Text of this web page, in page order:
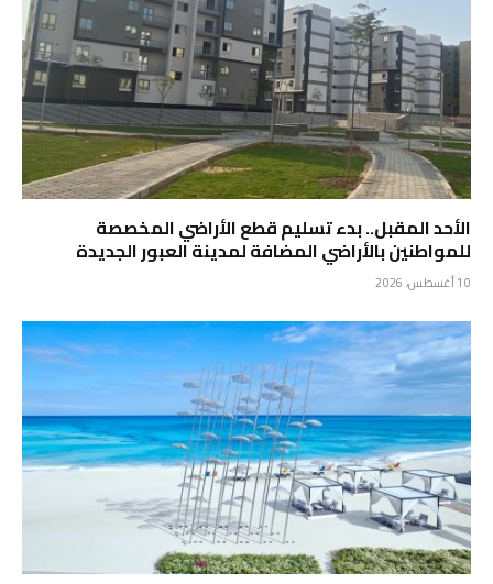
الأحد المقبل.. بدء تسليم قطع الأراضي المخصصة
للمواطنين بالأراضي المضافة لمدينة العبور الجديدة
10 أغسطس، 2026